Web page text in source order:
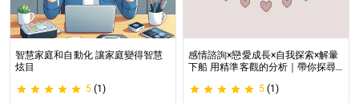
智慧家庭和自動化 讓家庭變得智慧
炫目
5 (1)
感情諮詢×戀愛成長×自我探索×解暈
下船 用精準客觀的分析｜帶你探尋
5 (1)